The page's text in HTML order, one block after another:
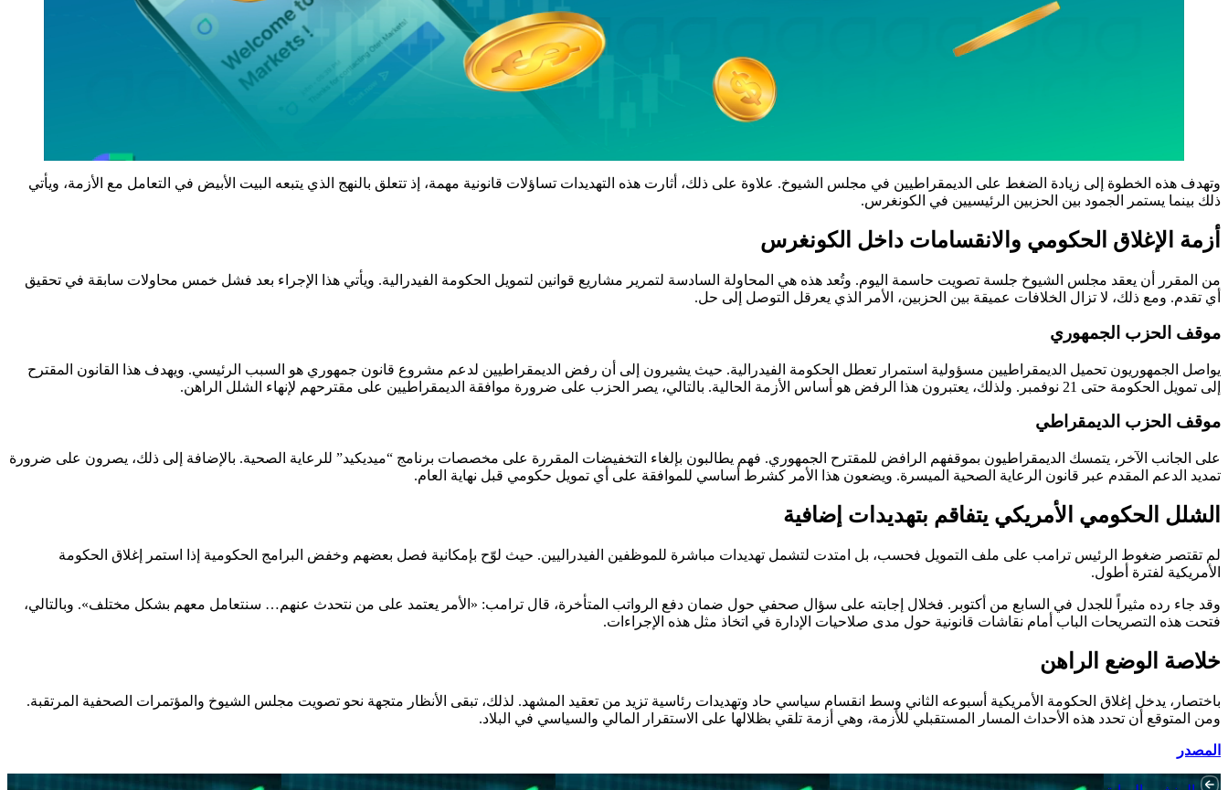
وتهدف هذه الخطوة إلى زيادة الضغط على الديمقراطيين في مجلس الشيوخ. علاوة على ذلك، أثارت هذه التهديدات تساؤلات قانونية مهمة، إذ تتعلق بالنهج الذي يتبعه البيت الأبيض في التعامل مع الأزمة، ويأتي
ذلك بينما يستمر الجمود بين الحزبين الرئيسيين في الكونغرس.
أزمة الإغلاق الحكومي والانقسامات داخل الكونغرس
من المقرر أن يعقد مجلس الشيوخ جلسة تصويت حاسمة اليوم. وتُعد هذه هي المحاولة السادسة لتمرير مشاريع قوانين لتمويل الحكومة الفيدرالية. ويأتي هذا الإجراء بعد فشل خمس محاولات سابقة في تحقيق
أي تقدم. ومع ذلك، لا تزال الخلافات عميقة بين الحزبين، الأمر الذي يعرقل التوصل إلى حل.
موقف الحزب الجمهوري
يواصل الجمهوريون تحميل الديمقراطيين مسؤولية استمرار تعطل الحكومة الفيدرالية. حيث يشيرون إلى أن رفض الديمقراطيين لدعم مشروع قانون جمهوري هو السبب الرئيسي. ويهدف هذا القانون المقترح
إلى تمويل الحكومة حتى 21 نوفمبر. ولذلك، يعتبرون هذا الرفض هو أساس الأزمة الحالية. بالتالي، يصر الحزب على ضرورة موافقة الديمقراطيين على مقترحهم لإنهاء الشلل الراهن.
موقف الحزب الديمقراطي
على الجانب الآخر، يتمسك الديمقراطيون بموقفهم الرافض للمقترح الجمهوري. فهم يطالبون بإلغاء التخفيضات المقررة على مخصصات برنامج “ميديكيد” للرعاية الصحية. بالإضافة إلى ذلك، يصرون على ضرورة
تمديد الدعم المقدم عبر قانون الرعاية الصحية الميسرة. ويضعون هذا الأمر كشرط أساسي للموافقة على أي تمويل حكومي قبل نهاية العام.
الشلل الحكومي الأمريكي يتفاقم بتهديدات إضافية
لم تقتصر ضغوط الرئيس ترامب على ملف التمويل فحسب، بل امتدت لتشمل تهديدات مباشرة للموظفين الفيدراليين. حيث لوّح بإمكانية فصل بعضهم وخفض البرامج الحكومية إذا استمر إغلاق الحكومة
الأمريكية لفترة أطول.
وقد جاء رده مثيراً للجدل في السابع من أكتوبر. فخلال إجابته على سؤال صحفي حول ضمان دفع الرواتب المتأخرة، قال ترامب: «الأمر يعتمد على من نتحدث عنهم… سنتعامل معهم بشكل مختلف». وبالتالي،
فتحت هذه التصريحات الباب أمام نقاشات قانونية حول مدى صلاحيات الإدارة في اتخاذ مثل هذه الإجراءات.
خلاصة الوضع الراهن
باختصار، يدخل إغلاق الحكومة الأمريكية أسبوعه الثاني وسط انقسام سياسي حاد وتهديدات رئاسية تزيد من تعقيد المشهد. لذلك، تبقى الأنظار متجهة نحو تصويت مجلس الشيوخ والمؤتمرات الصحفية المرتقبة.
ومن المتوقع أن تحدد هذه الأحداث المسار المستقبلي للأزمة، وهي أزمة تلقي بظلالها على الاستقرار المالي والسياسي في البلاد.
المصدر